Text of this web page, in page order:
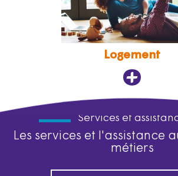
Logement
Services et
Les services et l'assistance
métiers